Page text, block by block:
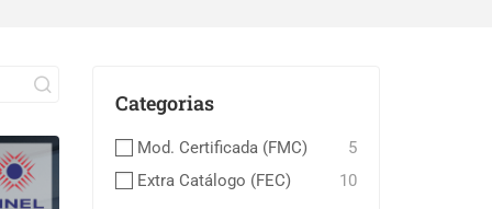
Categorias
Mod. Certificada (FMC)
5
Extra Catálogo (FEC)
10